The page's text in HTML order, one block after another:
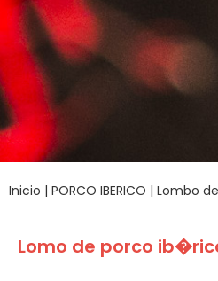
Inicio | PORCO IBERICO | Lombo
Lomo de porco